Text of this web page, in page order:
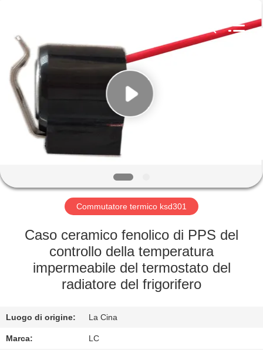
CASA
PRODOTTI
VIDEO
MOSTRA
VR
CIRCA
FABBRICA
Rights
Reserved.
Commutatore termico ksd301
Caso ceramico fenolico di PPS del
controllo della temperatura
impermeabile del termostato del
radiatore del frigorifero
Luogo di origine: La Cina
Marca: LC